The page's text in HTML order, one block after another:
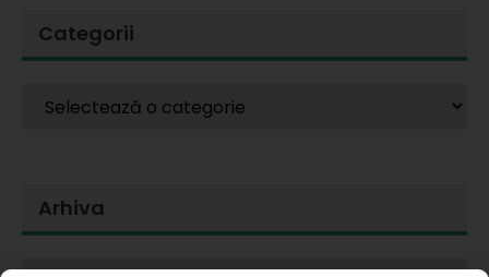
Categorii
Arhiva